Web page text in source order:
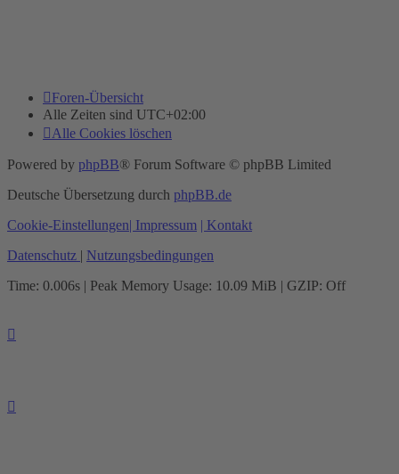
Foren-Übersicht
Alle Zeiten sind UTC+02:00
Alle Cookies löschen
Powered by phpBB® Forum Software © phpBB Limited
Deutsche Übersetzung durch phpBB.de
Cookie-Einstellungen| Impressum | Kontakt
Datenschutz | Nutzungsbedingungen
Time: 0.006s | Peak Memory Usage: 10.09 MiB | GZIP: Off